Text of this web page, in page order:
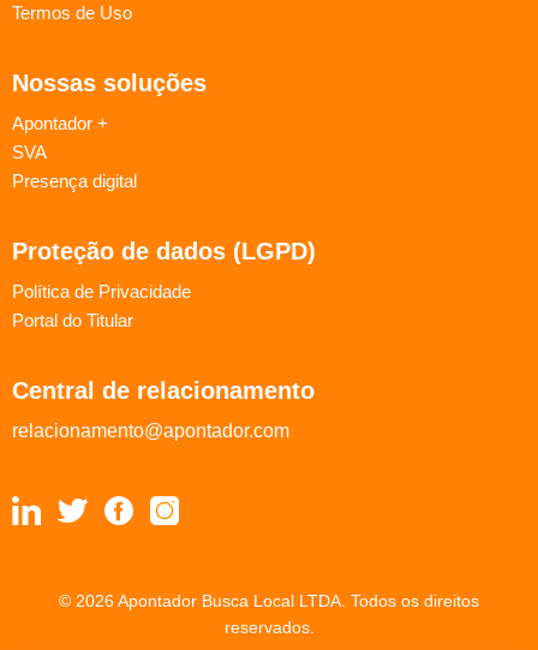
Termos de Uso
Nossas soluções
Apontador +
SVA
Presença digital
Proteção de dados (LGPD)
Política de Privacidade
Portal do Titular
Central de relacionamento
relacionamento@apontador.com
© 2026 Apontador Busca Local LTDA. Todos os direitos
reservados.